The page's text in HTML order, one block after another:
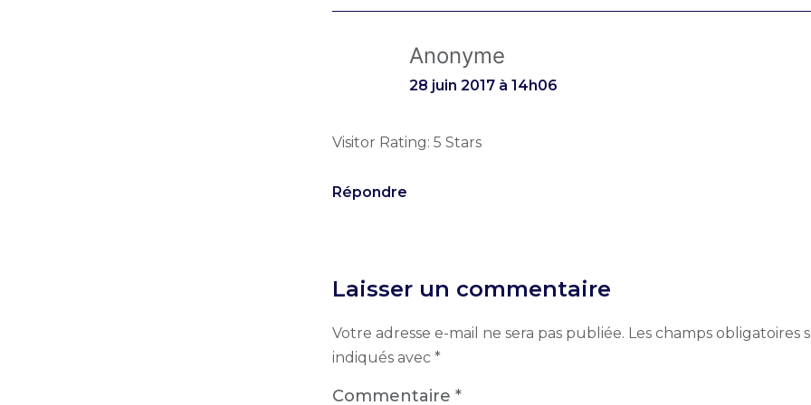
Anonyme
28 juin 2017 à 14h06
Visitor Rating: 5 Stars
Répondre
Laisser un commentaire
Votre adresse e-mail ne sera pas publiée. Les champs obligatoires
indiqués avec *
Commentaire *